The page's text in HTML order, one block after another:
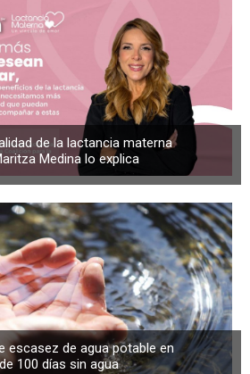
de la lactancia materna
Medina lo explica
escasez de agua potable en
100 días sin agua